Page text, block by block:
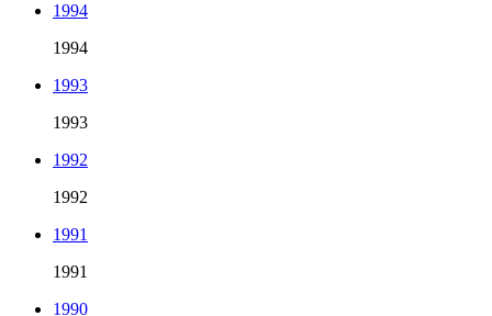
1994
1994
1993
1993
1992
1992
1991
1991
1990